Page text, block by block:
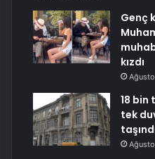
Genç
kızdı
18 bin
tek